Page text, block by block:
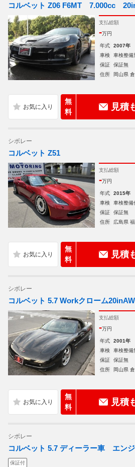
コルベット Z06 F6MT 7.000cc
支払総額
-万円
年式 2007年
車検
車検整備
保証
保証無
住所
岡山県
無
料
見積
シボレー
コルベット Z51
支払総額
-万円
年式 2015年
車検
車検整備
保証
保証無
住所
広島県
無
料
見積
シボレー
コルベット 5.7 Workクローム
支払総額
-万円
年式 2001年
車検
車検整備
保証
保証無
住所
岡山県
無
料
見積
シボレー
コルベット 5.7 ディーラー車 エン
保証付